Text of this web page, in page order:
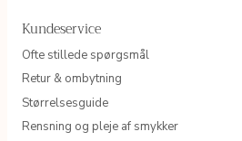
Kundeservice
Ofte stillede spørgsmål
Retur & ombytning
Størrelsesguide
Rensning og pleje af smykker